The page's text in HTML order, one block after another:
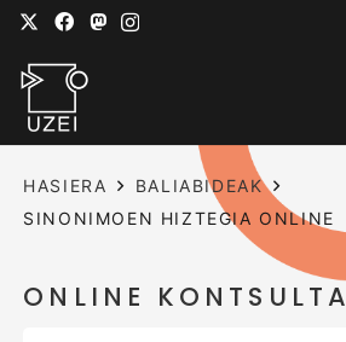
HASIERA
BALIABIDEAK
SINONIMOEN HIZTEGIA ONLINE
ONLINE KONTSULTA